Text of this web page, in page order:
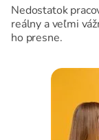
Nedostatok
reálny a veľmi
ho presne.